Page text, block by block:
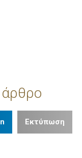
άρθρο
Εκτύπωση